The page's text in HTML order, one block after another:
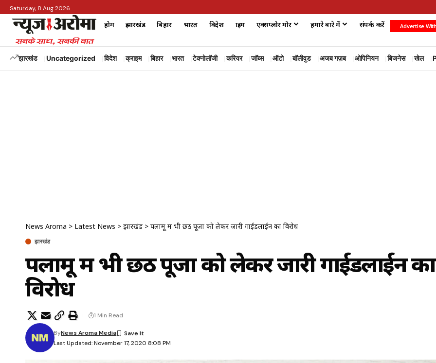
Saturday, 8 Aug 2026
होम झारखंड बिहार भारत विदेश क्राइम एक्सप्लोर मोर हमारे बारे में संपर्क करें Advertise
झारखंड Uncategorized विदेश क्राइम बिहार भारत टेक्नोलॉजी करियर जॉब्स ऑटो बॉलीवुड अजब गज़ब ओपिनियन बिजनेस खेल
News Aroma > Latest News > झारखंड > पलामू में भी छठ पूजा को लेकर जारी गाईडलाईन का विरोध
झारखंड
पलामू में भी छठ पूजा को लेकर जारी गाईडलाईन का
विरोध
Last Updated: November 17, 2020 8:08 PM
ByNews Aroma Media
1 Min Read